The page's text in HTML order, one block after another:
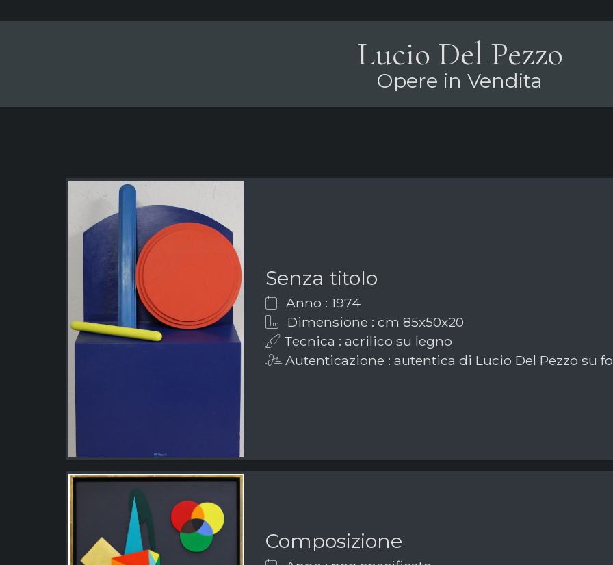
Lucio Del Pezzo
Opere in Vendita
Senza titolo
Anno : 1974
Dimensione : cm 85x50x20
Tecnica : acrilico su legno
Autenticazione : autentica di Lucio Del Pezzo su
Composizione